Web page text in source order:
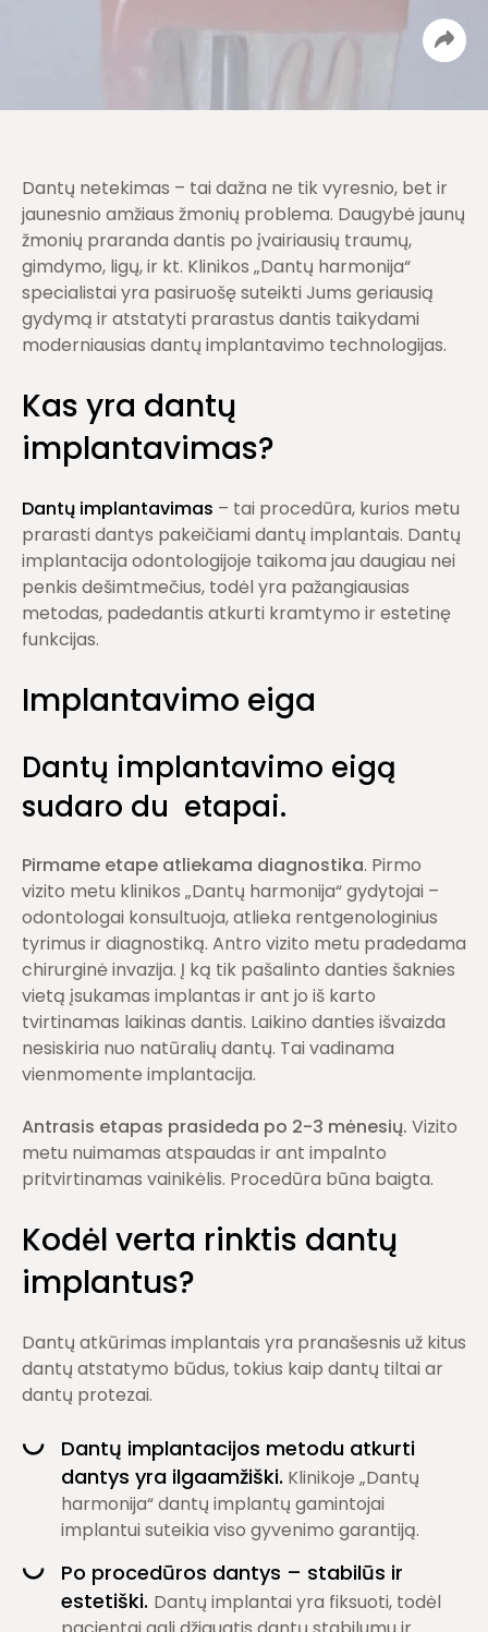
Dantų netekimas – tai dažna ne tik vyresnio, bet ir
jaunesnio amžiaus žmonių problema. Daugybė jaunų
žmonių praranda dantis po įvairiausių traumų,
gimdymo, ligų, ir kt. Klinikos „Dantų harmonija“
specialistai yra pasiruošę suteikti Jums geriausią
gydymą ir atstatyti prarastus dantis taikydami
moderniausias dantų implantavimo technologijas.
Kas yra dantų
implantavimas?
Dantų implantavimas – tai procedūra, kurios metu
prarasti dantys pakeičiami dantų implantais. Dantų
implantacija odontologijoje taikoma jau daugiau nei
penkis dešimtmečius, todėl yra pažangiausias
metodas, padedantis atkurti kramtymo ir estetinę
funkcijas.
Implantavimo eiga
Dantų implantavimo eigą
sudaro du etapai.
Pirmame etape atliekama diagnostika. Pirmo
vizito metu klinikos „Dantų harmonija“ gydytojai –
odontologai konsultuoja, atlieka rentgenologinius
tyrimus ir diagnostiką. Antro vizito metu pradedama
chirurginė invazija. Į ką tik pašalinto danties šaknies
vietą įsukamas implantas ir ant jo iš karto
tvirtinamas laikinas dantis. Laikino danties išvaizda
nesiskiria nuo natūralių dantų. Tai vadinama
vienmomente implantacija.
Antrasis etapas prasideda po 2-3 mėnesių. Vizito
metu nuimamas atspaudas ir ant impalnto
pritvirtinamas vainikėlis. Procedūra būna baigta.
Kodėl verta rinktis dantų
implantus?
Dantų atkūrimas implantais yra pranašesnis už kitus
dantų atstatymo būdus, tokius kaip dantų tiltai ar
dantų protezai.
Dantų implantacijos metodu atkurti
dantys yra ilgaamžiški. Klinikoje „Dantų
harmonija“ dantų implantų gamintojai
implantui suteikia viso gyvenimo garantiją.
Po procedūros dantys – stabilūs ir
estetiški. Dantų implantai yra fiksuoti, todėl